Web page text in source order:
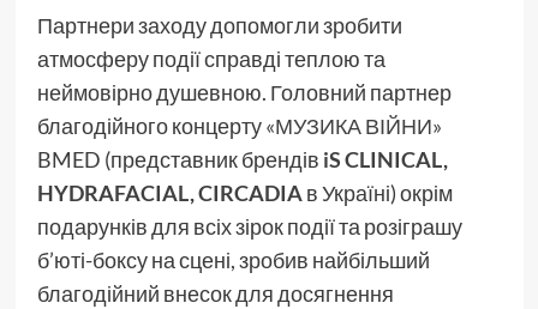
Партнери заходу допомогли зробити
атмосферу події справді теплою та
неймовірно душевною. Головний партнер
благодійного концерту«МУЗИКА ВІЙНИ»
BMED (представник брендів iS CLINICAL,
HYDRAFACIAL,CIRCADIA в Україні) окрім
подарунків для всіх зірок події та розіграшу
б’юті-боксу на сцені, зробив найбільший
благодійний внесок для досягнення